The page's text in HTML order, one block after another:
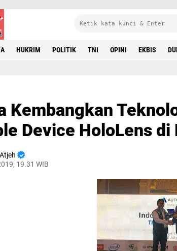
HUKRIM POLITIK TNI OPINI EKBIS
Kembangkan
Device HoloLens di
19.31 WIB